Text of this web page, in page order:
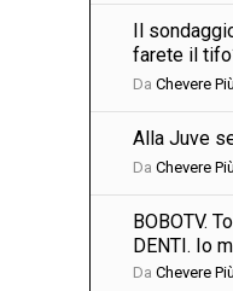
Il
farete il
Da Chevere
Alla Juve
Da Chevere
BOBOTV.
DENTI. Io
Da Chevere